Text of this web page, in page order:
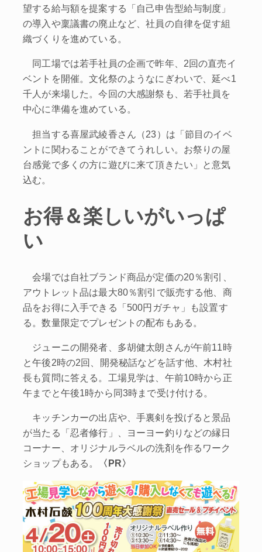
望する給与額を提案する「自己申告型給与制度」
の導入や稟議書の廃止など、社員の自律を促す組
織づくりを進めている。
同工場では若手社員の企画で昨年、2回の直売イ
ベントを開催。文化祭のようなにぎわいで、延べ1
千人が来場した。今回の大感謝祭も、若手社員を
中心に準備を進めている。
担当する喜屋武綾香さん（23）は「節目のイベ
ントに関わることができてうれしい。お祭りの屋
台感覚で多くの方に遊びに来て頂きたい」と意気
込む。
お得＆楽しいがいっぱ
い
会場では自社ブランド商品が定価の20％割引、
アウトレット品は最大80％割引で販売する他、商
品をお得に入手できる「500円ガチャ」も設置す
る。数量限定でプレゼントの配布もある。
ジューニの開発者、多胡健太朗さんが午前11時
と午後2時の2回、開発秘話などを話す他、木村社
長も質問に答える。工場見学は、午前10時から正
午までと午後1時から同3時まで受け付ける。
キッチンカーの出店や、手裏剣を投げると景品
が当たる「忍者修行」、ヨーヨー釣りなどの縁日
コーナー、オリジナルラベルの洗剤を作るワーク
ショップもある。
〈PR〉